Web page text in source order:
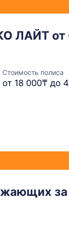
ЛАЙТ
Стоимость полиса
от 18 000₸ до